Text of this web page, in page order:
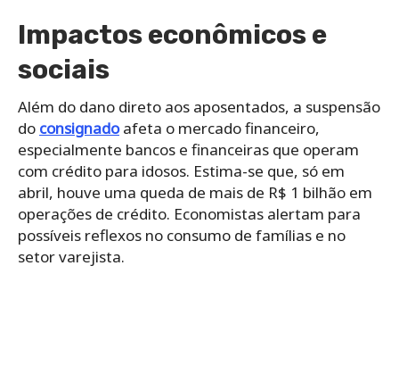
Impactos econômicos e
sociais
Além do dano direto aos aposentados, a suspensão
do consignadoafeta o mercado financeiro,
especialmente bancos e financeiras que operam
com crédito para idosos. Estima-se que, só em
abril, houve uma queda de mais de R$ 1 bilhão em
operações de crédito. Economistas alertam para
possíveis reflexos no consumo de famílias e no
setor varejista.